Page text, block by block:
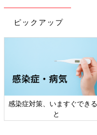
ピックアップ
感染症対策、いますぐでき
と